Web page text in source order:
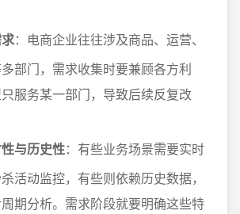
：电商企业往往涉及商品、运营、
部门，需求收集时要兼顾各方利
服务某一部门，导致后续反复改
与历史性：有些业务场景需要实时
活动监控，有些则依赖历史数据，
期分析。需求阶段就要明确这些特